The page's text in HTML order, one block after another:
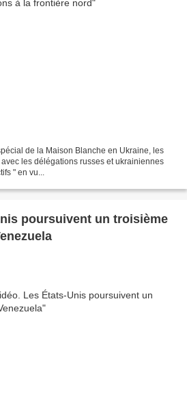
de la Maison Blanche en Ukraine, les
les délégations russes et ukrainiennes
" en vu...
poursuivent un troisième